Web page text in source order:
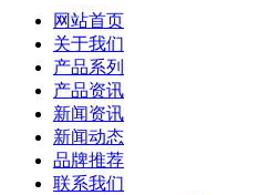
网站首页
关于我们
产品系列
产品资讯
新闻资讯
新闻动态
品牌推荐
联系我们